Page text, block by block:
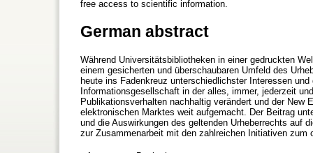
free access to scientific information.
German abstract
Während Universitätsbibliotheken in einer gedruckten
einem gesicherten und überschaubaren Umfeld des
heute ins Fadenkreuz unterschiedlichster Interessen
Informationsgesellschaft in der alles, immer, jederzeit
Publikationsverhalten nachhaltig verändert und der New
elektronischen Marktes weit aufgemacht. Der Beitrag
und die Auswirkungen des geltenden Urheberrechts auf
zur Zusammenarbeit mit den zahlreichen Initiativen